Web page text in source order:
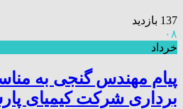
137 بازدید
۰۸
خرداد
پیام مهندس گنجی به
برداری شرکت کیمیای